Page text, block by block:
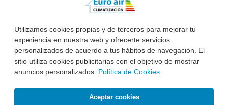
Utilizamos cookies propias y de terceros para mejorar tu
experiencia en nuestra web y ofrecerte servicios
personalizados de acuerdo a tus hábitos de navegación. El
sitio utiliza cookies publicitarias con el objetivo de mostrar
anuncios personalizados. Política de Cookies
Aceptar cookies
Acepto el tratamiento de mis datos personales para
recibir respuesta a la consulta planteada
Enviar